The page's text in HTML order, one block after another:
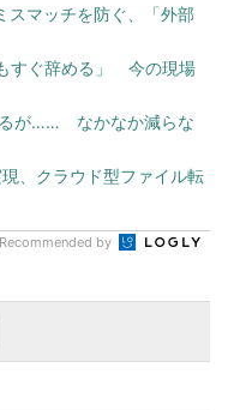
スマッチを防ぐ、「外部
すぐ辞める」 今の現場
るが…… なかなか減らな
、クラウド型ファイル転
Recommended by